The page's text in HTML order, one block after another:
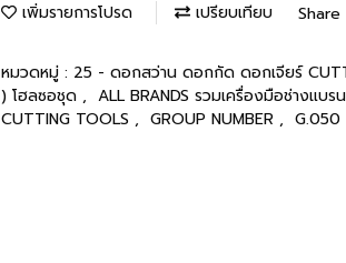
เพิ่มรายการโปรด เปรียบเทียบ Share
หมวดหมู่ : 25 - ดอกสว่าน ดอกกัด ดอกเจียร์
) โฮลซอชุด , ALL BRANDS รวมเครื่องมือช่างแบร
CUTTING TOOLS , GROUP NUMBER , G.050